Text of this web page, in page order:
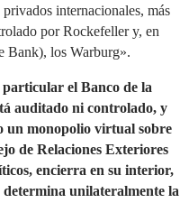
internacionales, más
por Rockefeller y, en
Bank), los Warburg».
el Banco de la
auditado ni controlado, y
un monopolio virtual sobre
de Relaciones Exteriores
encierra en su interior,
determina unilateralmente la